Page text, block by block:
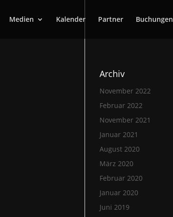
Medien Kalender Partner Buchungen
Archiv
November 2022
Februar 2022
November 2021
Januar 2021
August 2020
März 2020
Februar 2020
Januar 2020
Juni 2019